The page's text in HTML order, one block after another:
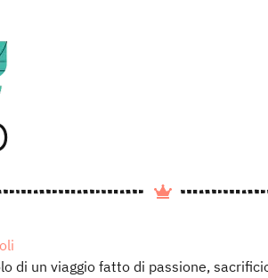
di un viaggio fatto di passione,